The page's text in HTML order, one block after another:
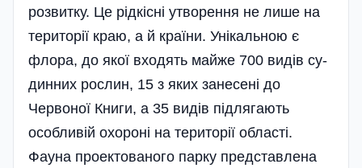
розвитку. Це рідкісні утво­рення не лише на
території краю, а й країни. Унікальною є
флора, до якої входять майже 700 видів су­
динних рослин, 15 з яких занесені до
Червоної Книги, а 35 видів підлягають
особливій охороні на території області.
Фауна проектованого парку пред­ставлена